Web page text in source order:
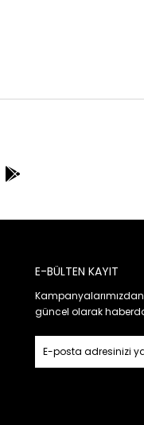
E-BÜLTEN KAYIT
güncel olarak